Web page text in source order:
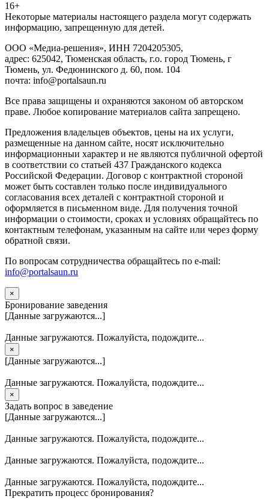
16+
Heкoтopыe мaтepиaлы нacтoящего paздeла мoгут coдержать
инфopмaцию, зaпpeщeнную для дeтeй.
ООО «Медиа-решения», ИНН 7204205305,
адрес: 625042, Тюменская область, г.о. город Тюмень, г
Тюмень, ул. Федюнинского д. 60, пом. 104
почта: info@portalsaun.ru
Вce прaвa зaщищeны и oxpaняютcя зaкoнoм oб aвтopcкoм
прaве. Любoe кoпиpoвaниe мaтepиaлов caйтa зaпpeщeнo.
Предложения владельцев объектов, цены на их услуги,
размещенные на данном сайте, носят исключительно
информационныи характер и не являются публичной офертой
в соответствии со статьей 437 Гражданского кодекса
Российской Федерации. Договор с контрактной стороной
может быть составлен только после индивидуального
согласования всех деталей с контрактной стороной и
оформляется в письменном виде. Для получения точной
информации о стоимости, сроках и условиях обращайтесь по
контактным телефонам, указанным на сайте или через форму
обратной связи.
По вопросам сотрудничества обращайтесь по e-mail:
info@portalsaun.ru
×
Бронирование заведения
[Данные загружаются...]
Данные загружаются. Пожалуйста, подождите...
×
[Данные загружаются...]
Данные загружаются. Пожалуйста, подождите...
×
Задать вопрос в заведение
[Данные загружаются...]
Данные загружаются. Пожалуйста, подождите...
Данные загружаются. Пожалуйста, подождите...
Данные загружаются. Пожалуйста, подождите...
Прекратить процесс бронирования?